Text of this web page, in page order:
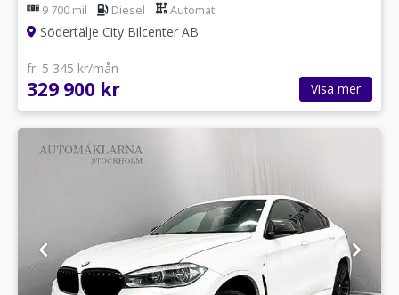
9 700 mil Diesel Automat
Södertälje City Bilcenter AB
fr. 5 345 kr/mån
329 900 kr Visa mer